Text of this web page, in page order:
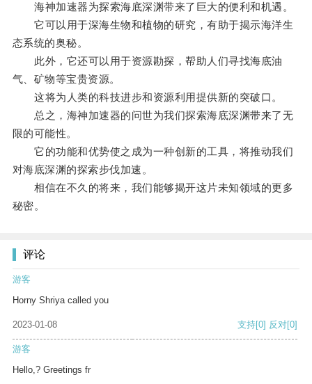
海神加速器为探索海底深渊带来了巨大的便利和机遇。
它可以用于深海生物和植物的研究，有助于揭示海洋生
态系统的奥秘。
此外，它还可以用于资源勘探，帮助人们寻找海底油
气、矿物等宝贵资源。
这将为人类的科技进步和资源利用提供新的突破口。
总之，海神加速器的问世为我们探索海底深渊带来了无
限的可能性。
它的功能和优势使之成为一种创新的工具，将推动我们
对海底深渊的探索步伐加速。
相信在不久的将来，我们能够揭开这片未知领域的更多
秘密。
评论
游客
Horny Shriya called you
2023-01-08 支持[0] 反对[0]
游客
Hello,? Greetings fr